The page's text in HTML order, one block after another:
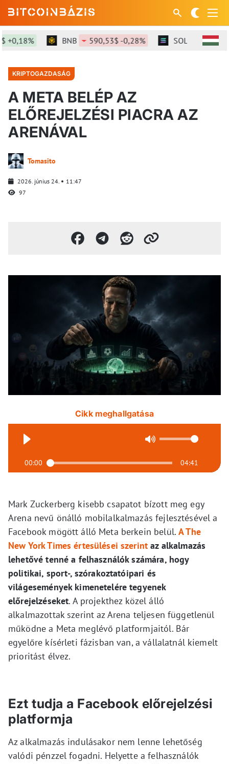
BNB 590,53$ -0,28% SOL 73,63$
KRIPTOGAZDASÁG
A META BELÉP AZ
ELŐREJELZÉSI PIACRA AZ
ARENÁVAL
Tomasito
2026. június 24.
11:47
97
Cikk meghallgatása
00:00 04:41
Mark Zuckerberg kisebb csapatot bízott meg egy
Arena nevű önálló mobilalkalmazás fejlesztésével a
Facebook mögött álló Meta berkein belül.A The
New York Times értesülései szerint az alkalmazás
lehetővé tenné a felhasználók számára, hogy
politikai, sport-, szórakoztatóipari és
világesemények kimenetelére tegyenek
előrejelzéseket. A projekthez közel álló
alkalmazottak szerint az Arena teljesen függetlenül
működne a Meta meglévő platformjaitól. Bár
egyelőre kísérleti fázisban van, a vállalatnál kiemelt
prioritást élvez.
Ezt tudja a Facebook előrejelzési
platformja
Az alkalmazás indulásakor nem lenne lehetőség
valódi pénzzel fogadni. Helyette a felhasználók